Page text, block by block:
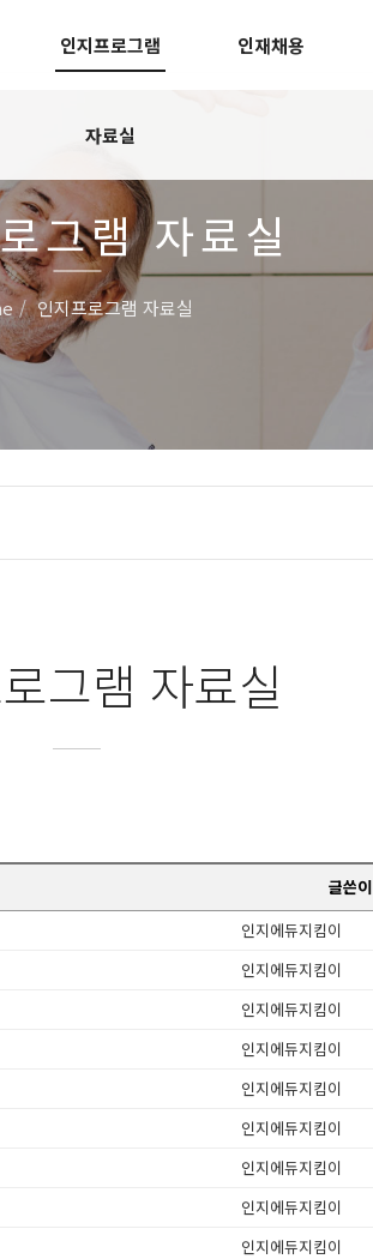
인지프로그램
자료실
인재채용
그램 자료실
인지프로그램 자료실
그램 자료실
글쓴이
인지에듀지킴이
인지에듀지킴이
인지에듀지킴이
인지에듀지킴이
인지에듀지킴이
인지에듀지킴이
인지에듀지킴이
인지에듀지킴이
인지에듀지킴이